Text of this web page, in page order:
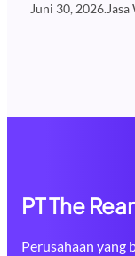
Juni 30, 2026.
PT The
Perusahaan yang